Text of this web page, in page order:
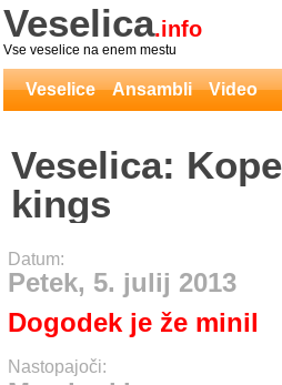
Veselica.info
Vse veselice na enem mestu
Veselice Ansambli Video
Veselica:
kings
Datum:
Petek, 5. julij 2013
Dogodek je že minil
Nastopajoči: